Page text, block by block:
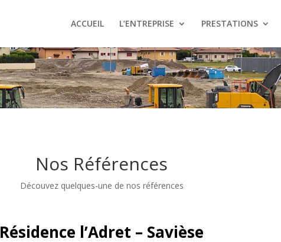
ACCUEIL L’ENTREPRISE PRESTATIONS
Nos Références
Découvez quelques-une de nos références
Résidence l’Adret – Savièse